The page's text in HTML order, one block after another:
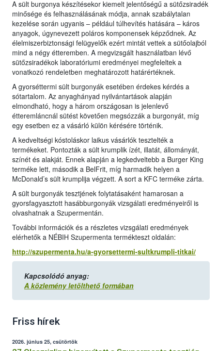
A sült burgonya készítésekor kiemelt jelentőségű a sütőzsiradék
minősége és felhasználásának módja, annak szabálytalan
kezelése során ugyanis – például túlhevítés hatására – káros
anyagok, úgynevezett poláros komponensek képződnek. Az
élelmiszerbiztonsági felügyelők ezért mintát vettek a sütőolajból
mind a négy étteremben. A megvizsgált használatban lévő
sütőzsiradékok laboratóriumi eredményei megfeleltek a
vonatkozó rendeletben meghatározott határértéknek.
A gyorséttermi sült burgonyák esetében érdekes kérdés a
sótartalom. Az anyaghányad nyilvántartások alapján
elmondható, hogy a három országosan is jelenlevő
étteremláncnál sütést követően megsózzák a burgonyát, míg
egy esetben ez a vásárló külön kérésére történik.
A kedveltségi kóstoláskor laikus vásárlók tesztelték a
termékeket. Pontozták a sült krumplik ízét, illatát, állományát,
színét és alakját. Ennek alapján a legkedveltebb a Burger King
terméke lett, második a BelFrit, míg harmadik helyen a
McDonald’s sült krumplija végzett. A sort a KFC terméke zárta.
A sült burgonyák tesztjének folytatásaként hamarosan a
gyorsfagyasztott hasábburgonyák vizsgálati eredményeiről is
olvashatnak a Szupermentán.
További információk és a részletes vizsgálati eredmények
elérhetők a NÉBIH Szupermenta termékteszt oldalán:
http://szupermenta.hu/a-gyorsettermi-sultkrumpli-titkai/
Kapcsolódó anyag:
A közlemény letölthető formában
Friss hírek
2026. június 25, csütörtök